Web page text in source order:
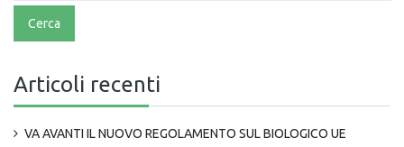
Articoli recenti
VA AVANTI IL NUOVO REGOLAMENTO SUL BIOLOGICO UE